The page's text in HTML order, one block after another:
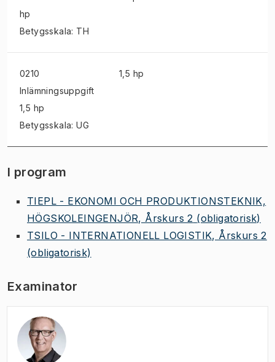
hp
Betygsskala: TH
0210
Inlämningsuppgift
1,5 hp
Betygsskala: UG
1,5 hp
I program
TIEPL - EKONOMI OCH PRODUKTIONSTEKNIK,
HÖGSKOLEINGENJÖR, Årskurs 2 (obligatorisk)
TSILO - INTERNATIONELL LOGISTIK, Årskurs 2
(obligatorisk)
Examinator